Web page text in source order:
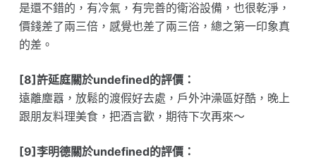
是還不錯的，有冷氣，有完善的衛浴設備，也很乾淨，
價錢差了兩三倍，感覺也差了兩三倍，總之第一印象真
的差。
[8]許延庭關於undefined的評價：
遠離塵囂，放鬆的渡假好去處，戶外沖澡區好酷，晚上
跟朋友料理美食，把酒言歡，期待下次再來～
[9]李明德關於undefined的評價：